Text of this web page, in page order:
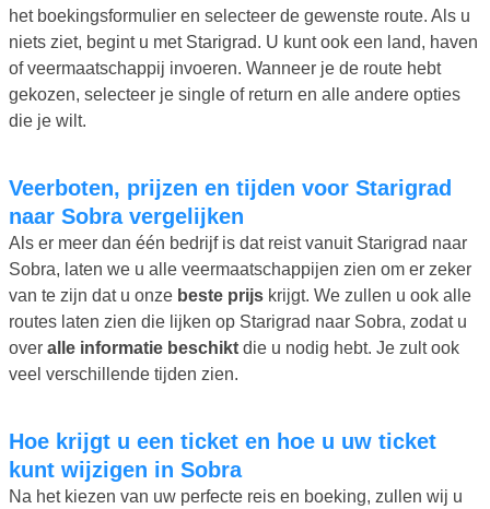
het boekingsformulier en selecteer de gewenste route. Als u
niets ziet, begint u met Starigrad. U kunt ook een land, haven
of veermaatschappij invoeren. Wanneer je de route hebt
gekozen, selecteer je single of return en alle andere opties
die je wilt.
Veerboten, prijzen en tijden voor Starigrad
naar Sobra vergelijken
Als er meer dan één bedrijf is dat reist vanuit Starigrad naar
Sobra, laten we u alle veermaatschappijen zien om er zeker
van te zijn dat u onze beste prijs krijgt. We zullen u ook alle
routes laten zien die lijken op Starigrad naar Sobra, zodat u
over alle informatie beschikt die u nodig hebt. Je zult ook
veel verschillende tijden zien.
Hoe krijgt u een ticket en hoe u uw ticket
kunt wijzigen in Sobra
Na het kiezen van uw perfecte reis en boeking, zullen wij u